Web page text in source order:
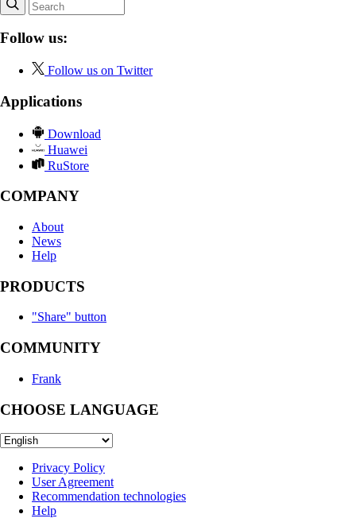
Follow us:
Follow us on Twitter
Applications
Download
Huawei
RuStore
COMPANY
About
News
Help
PRODUCTS
"Share" button
COMMUNITY
Frank
CHOOSE LANGUAGE
Privacy Policy
User Agreement
Recommendation technologies
Help